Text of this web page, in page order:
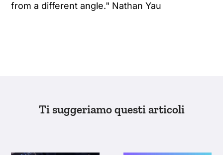
from a different angle." Nathan Yau
Ti suggeriamo questi articoli